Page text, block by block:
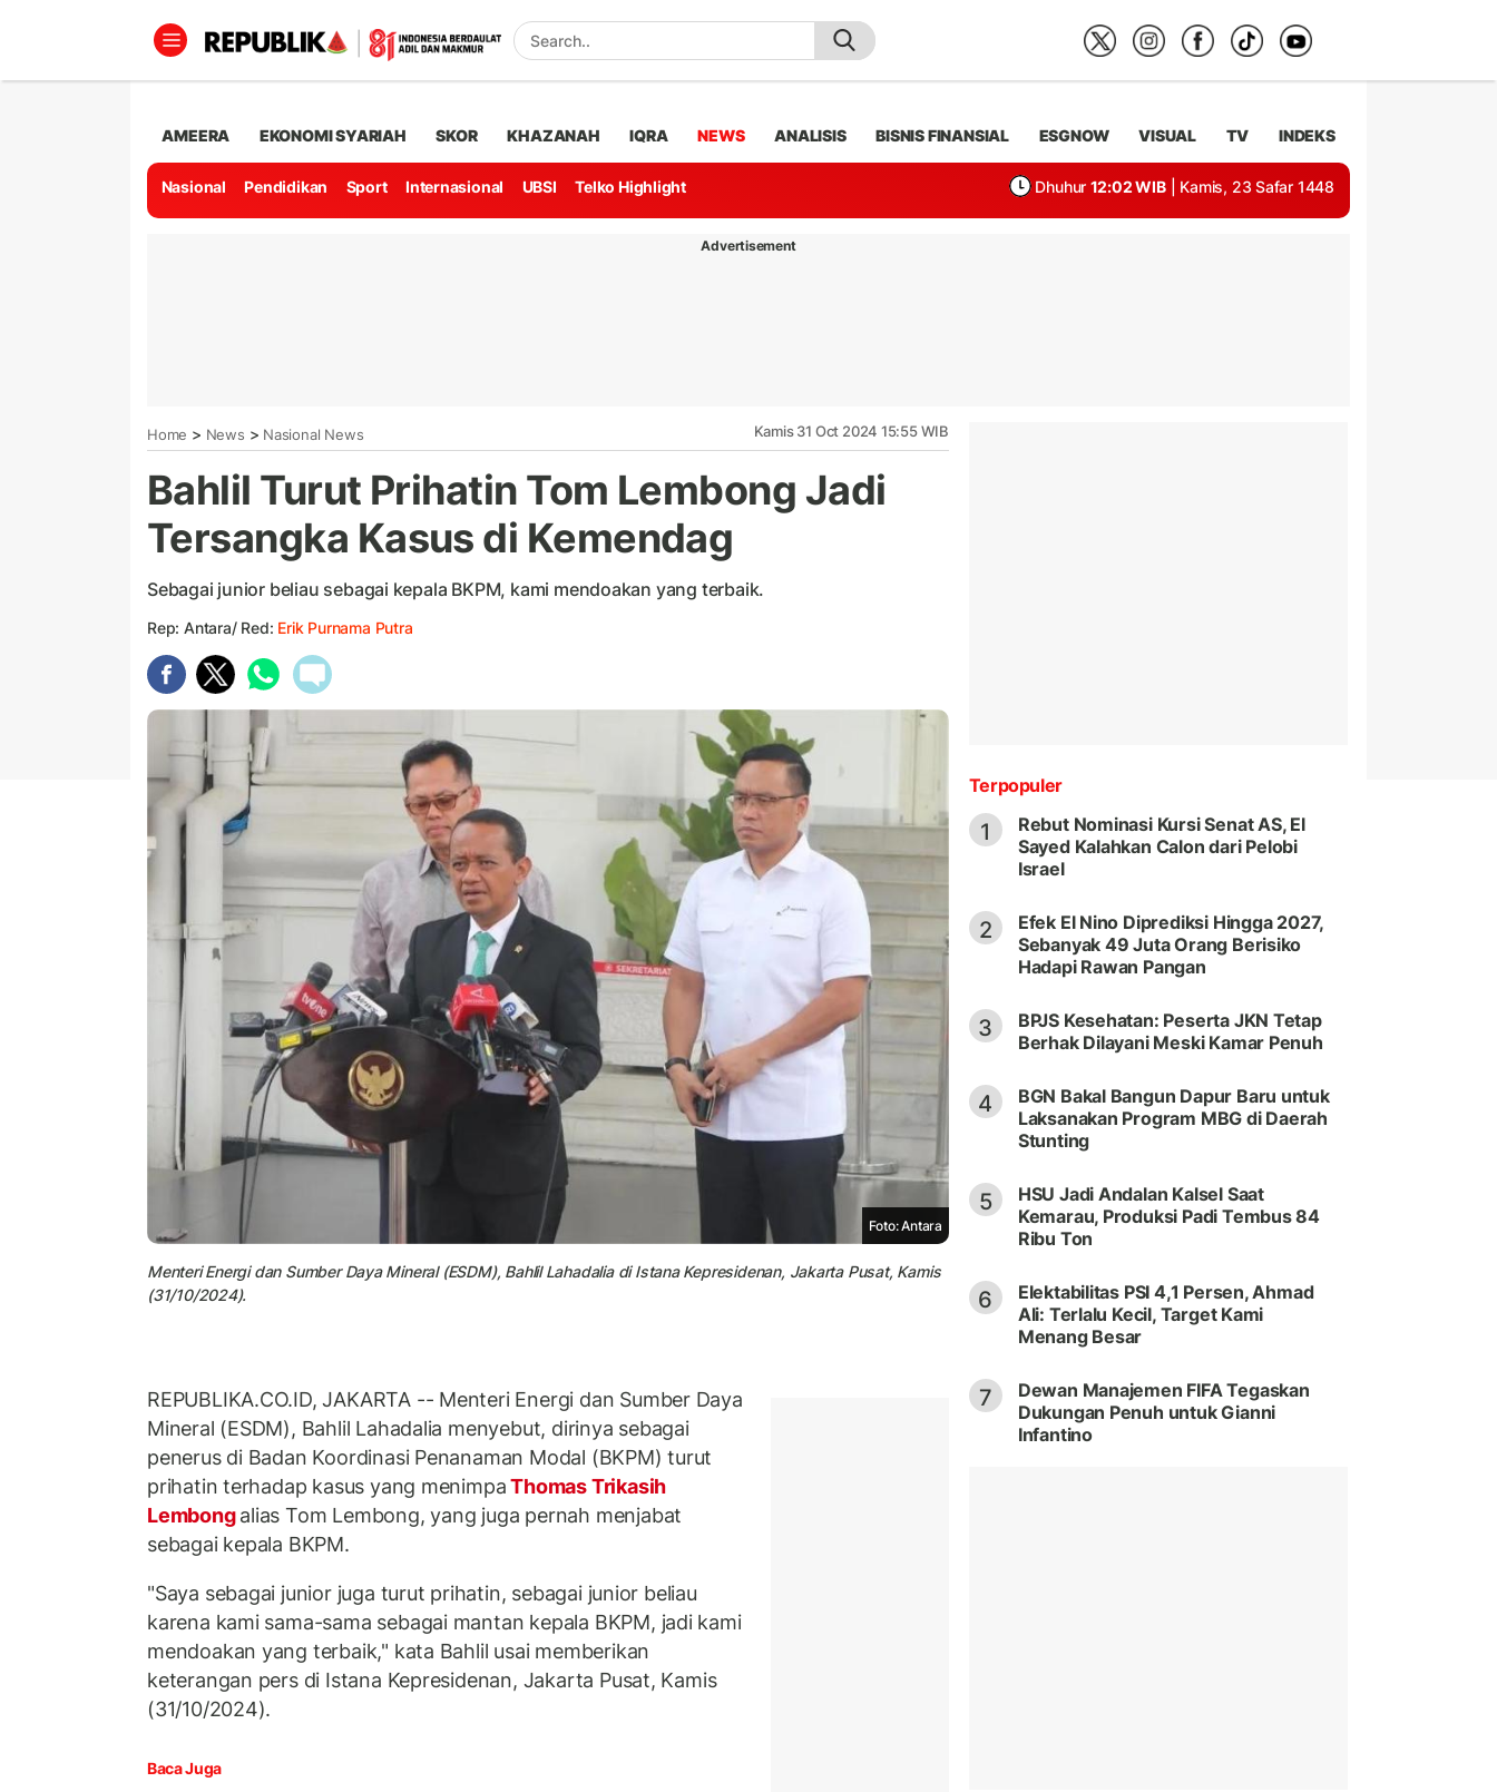
AMEERA EKONOMI SYARIAH SKOR KHAZANAH IQRA NEWS ANALISIS BISNIS FINANSIAL ESGNOW VISUAL TV INDEKS
Nasional Pendidikan Sport Internasional UBSI Telko Highlight Dhuhur 12:02 WIB | Kamis, 23 Safar 1448
Advertisement
Home > News > Nasional News Kamis 31 Oct 2024 15:55 WIB
Bahlil Turut Prihatin Tom Lembong Jadi
Tersangka Kasus di Kemendag
Sebagai junior beliau sebagai kepala BKPM, kami mendoakan yang terbaik.
Rep: Antara/ Red: Erik Purnama Putra
Foto: Antara
Menteri Energi dan Sumber Daya Mineral (ESDM), Bahlil Lahadalia di Istana Kepresidenan, Jakarta Pusat, Kamis
(31/10/2024).
REPUBLIKA.CO.ID, JAKARTA -- Menteri Energi dan Sumber Daya
Mineral (ESDM), Bahlil Lahadalia menyebut, dirinya sebagai
penerus di Badan Koordinasi Penanaman Modal (BKPM) turut
prihatin terhadap kasus yang menimpaThomas Trikasih
Lembongalias Tom Lembong, yang juga pernah menjabat
sebagai kepala BKPM.
"Saya sebagai junior juga turut prihatin, sebagai junior beliau
karena kami sama-sama sebagai mantan kepala BKPM, jadi kami
mendoakan yang terbaik," kata Bahlil usai memberikan
keterangan pers di Istana Kepresidenan, Jakarta Pusat, Kamis
(31/10/2024).
Baca Juga
Terpopuler
1
Rebut Nominasi Kursi Senat AS, El
Sayed Kalahkan Calon dari Pelobi
Israel
2
Efek El Nino Diprediksi Hingga 2027,
Sebanyak 49 Juta Orang Berisiko
Hadapi Rawan Pangan
3
BPJS Kesehatan: Peserta JKN Tetap
Berhak Dilayani Meski Kamar Penuh
4
BGN Bakal Bangun Dapur Baru untuk
Laksanakan Program MBG di Daerah
Stunting
5
HSU Jadi Andalan Kalsel Saat
Kemarau, Produksi Padi Tembus 84
Ribu Ton
6
Elektabilitas PSI 4,1 Persen, Ahmad
Ali: Terlalu Kecil, Target Kami
Menang Besar
7
Dewan Manajemen FIFA Tegaskan
Dukungan Penuh untuk Gianni
Infantino